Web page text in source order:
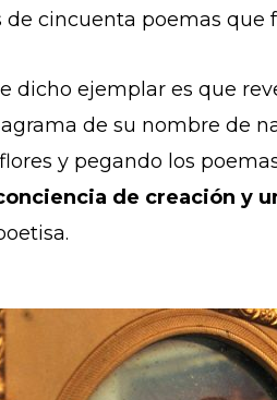
de cincuenta poemas
dicho ejemplar es que
de su nombre de
y pegando los
de creación y